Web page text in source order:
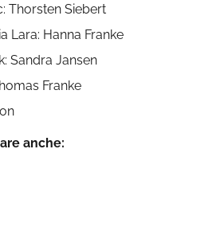
Thorsten Siebert
Lara: Hanna Franke
Sandra Jansen
Franke
anche: